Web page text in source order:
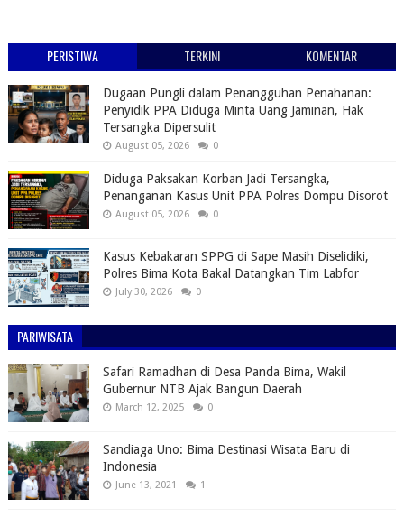
PERISTIWA TERKINI KOMENTAR
Dugaan Pungli dalam Penangguhan Penahanan:
Penyidik PPA Diduga Minta Uang Jaminan, Hak
Tersangka Dipersulit
August 05, 2026 0
Diduga Paksakan Korban Jadi Tersangka,
Penanganan Kasus Unit PPA Polres Dompu Disorot
August 05, 2026 0
Kasus Kebakaran SPPG di Sape Masih Diselidiki,
Polres Bima Kota Bakal Datangkan Tim Labfor
July 30, 2026 0
PARIWISATA
Safari Ramadhan di Desa Panda Bima, Wakil
Gubernur NTB Ajak Bangun Daerah
March 12, 2025 0
Sandiaga Uno: Bima Destinasi Wisata Baru di
Indonesia
June 13, 2021 1